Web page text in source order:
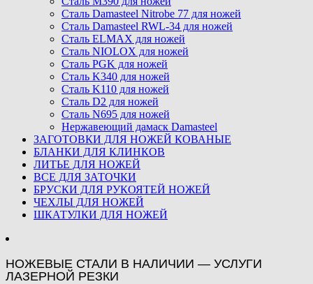
Сталь Damasteel Nitrobe 77 для ножей
Сталь Damasteel RWL-34 для ножей
Сталь ELMAX для ножей
Сталь NIOLOX для ножей
Сталь PGK для ножей
Сталь K340 для ножей
Сталь K110 для ножей
Сталь D2 для ножей
Сталь N695 для ножей
Нержавеющий дамаск Damasteel
ЗАГОТОВКИ ДЛЯ НОЖЕЙ КОВАНЫЕ
БЛАНКИ ДЛЯ КЛИНКОВ
ЛИТЬЕ ДЛЯ НОЖЕЙ
ВСЕ ДЛЯ ЗАТОЧКИ
БРУСКИ ДЛЯ РУКОЯТЕЙ НОЖЕЙ
ЧЕХЛЫ ДЛЯ НОЖЕЙ
ШКАТУЛКИ ДЛЯ НОЖЕЙ
НОЖЕВЫЕ СТАЛИ В НАЛИЧИИ — УСЛУГИ
ЛАЗЕРНОЙ РЕЗКИ